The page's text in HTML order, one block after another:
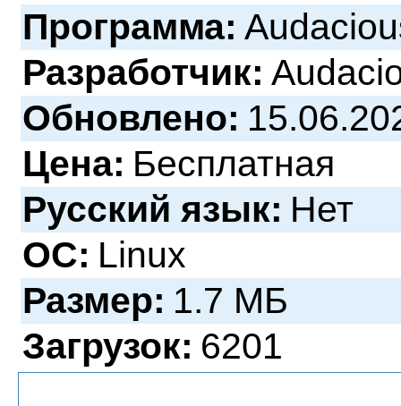
Программа:
Разработчик:
Обновлено:
Цена: Бесплатная
Русский язык: Нет
ОС: Linux
Размер: 1.7 МБ
Загрузок: 6201